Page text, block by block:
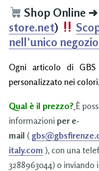
Shop Online ➜
store.net)
nell’unico
Ogni articolo di
personalizzato nei
Qual è il prezzo? È
informazioni per e-
mail (
italy.com ), con una
3288963044) o